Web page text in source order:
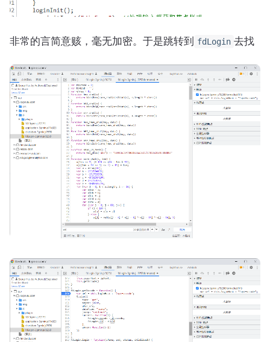
非常的言简意赅，毫无加密。于是跳转到 fdLogin 去找